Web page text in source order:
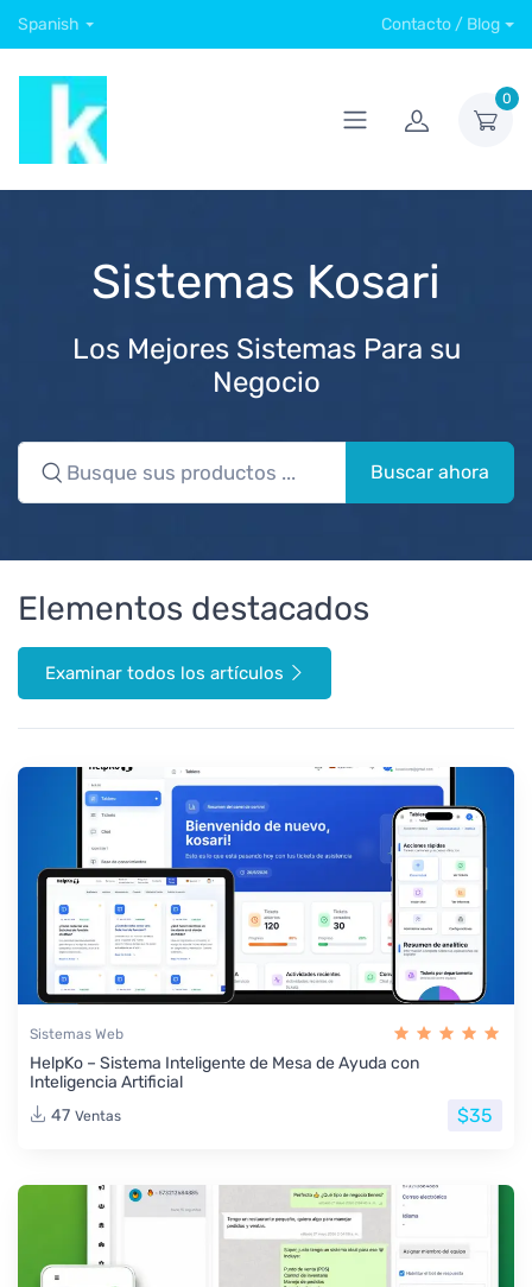
Spanish Contacto / Blog
0
Sistemas Kosari
Los Mejores Sistemas Para su
Negocio
Buscar ahora
Elementos destacados
Examinar todos los artículos
Sistemas Web
HelpKo – Sistema Inteligente de Mesa de Ayuda con
Inteligencia Artificial
47 Ventas $35